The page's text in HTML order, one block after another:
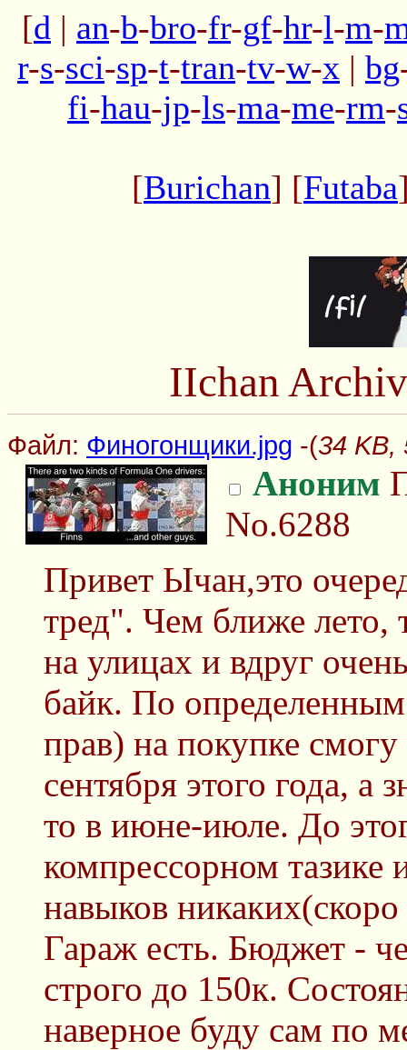
[d | an-b-bro-fr-gf-hr-l-m-
r-s-sci-sp-t-tran-tv-w-x | bg
fi-hau-jp-ls-ma-me-rm-
[Burichan] [Futaba
IIchan
Файл: Финогонщики.jpg -(34 KB,
Аноним
No.6288
Привет Ычан,это
тред". Чем ближе лето,
на улицах и вдруг
байк. По
прав) на покупке смогу
сентября этого года, а
то в июне-июле. До
компрессорном тазике
навыков
Гараж есть. Бюджет -
строго до 150к.
наверное буду сам по